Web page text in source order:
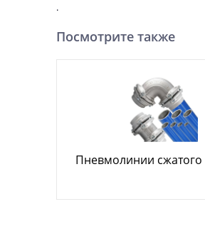
.
Посмотрите также
Пневмолинии сжатого